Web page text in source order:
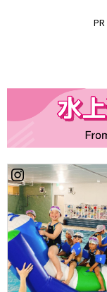
く頑張ってくれまし
強も頑張ってくださ
s0628